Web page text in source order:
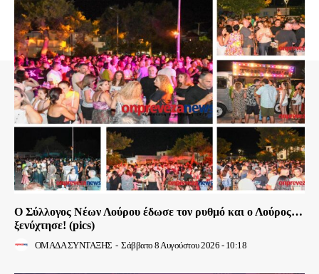
Ο Σύλλογος Νέων Λούρου έδωσε τον ρυθμό και ο Λούρος…
ξενύχτησε! (pics)
ΟΜΑΔΑ ΣΥΝΤΑΞΗΣ - Σάββατο 8 Αυγούστου 2026 - 10:18